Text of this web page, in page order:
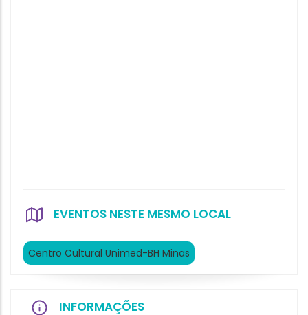
EVENTOS NESTE MESMO LOCAL
Centro Cultural Unimed-BH Minas
INFORMAÇÕES